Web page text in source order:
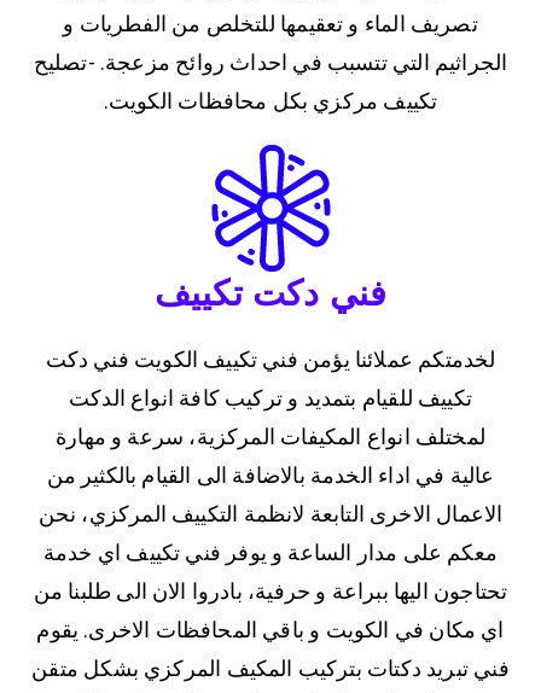
تصريف الماء و تعقيمها للتخلص من الفطريات و
الجراثيم التي تتسبب في احداث روائح مزعجة. -تصليح
تكييف مركزي بكل محافظات الكويت.
فني دكت تكييف
لخدمتكم عملائنا يؤمن فني تكييف الكويت فني دكت
تكييف للقيام بتمديد و تركيب كافة انواع الدكت
لمختلف انواع المكيفات المركزية، سرعة و مهارة
عالية في اداء الخدمة بالاضافة الى القيام بالكثير من
الاعمال الاخرى التابعة لانظمة التكييف المركزي، نحن
معكم على مدار الساعة و يوفر فني تكييف اي خدمة
تحتاجون اليها ببراعة و حرفية، بادروا الان الى طلبنا من
اي مكان في الكويت و باقي المحافظات الاخرى. يقوم
فني تبريد دكتات بتركيب المكيف المركزي بشكل متقن